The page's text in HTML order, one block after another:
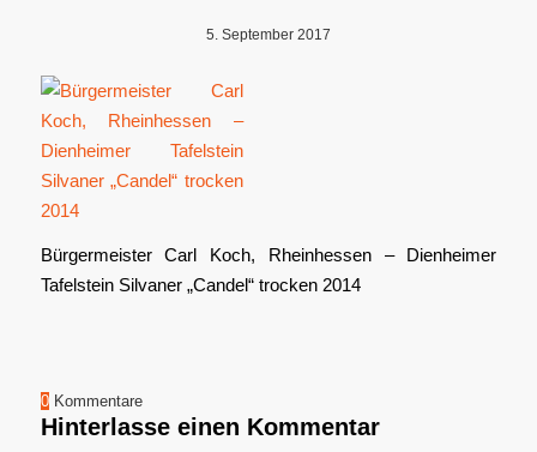
5. September 2017
Bürgermeister Carl Koch, Rheinhessen – Dienheimer
Tafelstein Silvaner „Candel“ trocken 2014
0 Kommentare
Hinterlasse einen Kommentar